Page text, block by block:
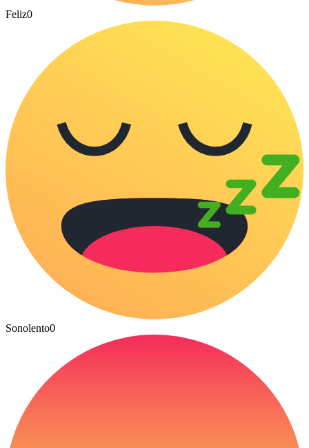
Feliz0
Sonolento0